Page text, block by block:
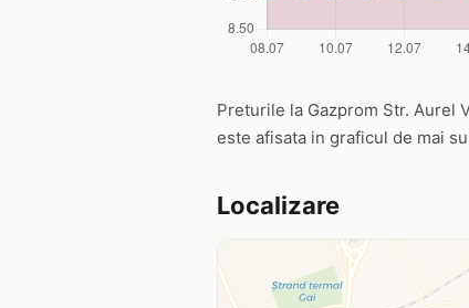
Preturile la Gazprom Str. Aurel
este afisata in graficul de mai
Localizare